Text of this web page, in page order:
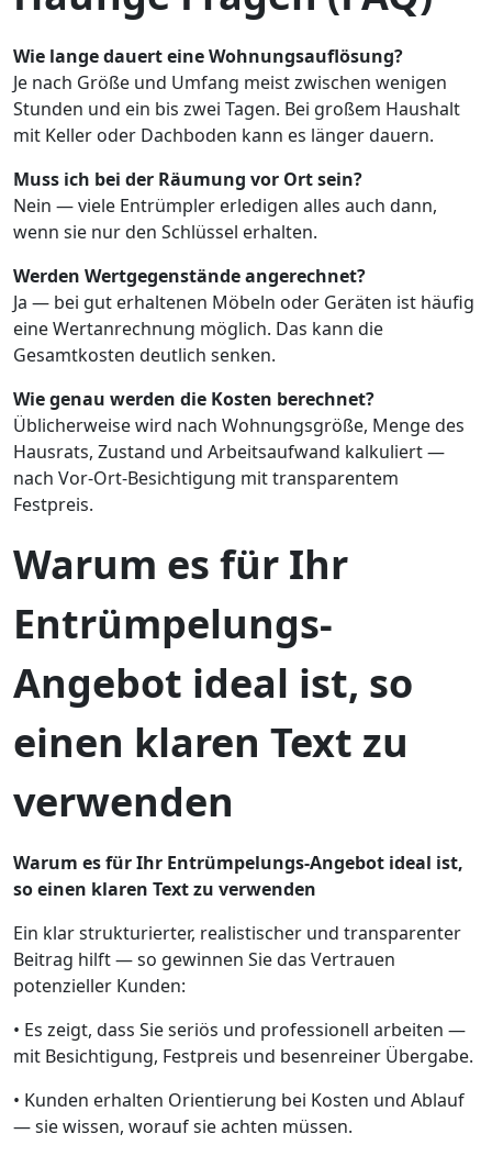
Wie lange dauert eine Wohnungsauflösung?
Je nach Größe und Umfang meist zwischen wenigen
Stunden und ein bis zwei Tagen. Bei großem Haushalt
mit Keller oder Dachboden kann es länger dauern.
Muss ich bei der Räumung vor Ort sein?
Nein — viele Entrümpler erledigen alles auch dann,
wenn sie nur den Schlüssel erhalten.
Werden Wertgegenstände angerechnet?
Ja — bei gut erhaltenen Möbeln oder Geräten ist häufig
eine Wertanrechnung möglich. Das kann die
Gesamtkosten deutlich senken.
Wie genau werden die Kosten berechnet?
Üblicherweise wird nach Wohnungsgröße, Menge des
Hausrats, Zustand und Arbeitsaufwand kalkuliert —
nach Vor-Ort-Besichtigung mit transparentem
Festpreis.
Warum es für Ihr
Entrümpelungs-
Angebot ideal ist, so
einen klaren Text zu
verwenden
Warum es für Ihr Entrümpelungs-Angebot ideal ist,
so einen klaren Text zu verwenden
Ein klar strukturierter, realistischer und transparenter
Beitrag hilft — so gewinnen Sie das Vertrauen
potenzieller Kunden:
• Es zeigt, dass Sie seriös und professionell arbeiten —
mit Besichtigung, Festpreis und besenreiner Übergabe.
• Kunden erhalten Orientierung bei Kosten und Ablauf
— sie wissen, worauf sie achten müssen.